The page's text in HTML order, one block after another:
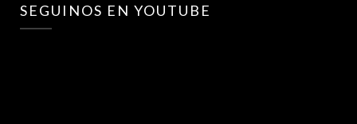
SEGUINOS EN YOUTUBE